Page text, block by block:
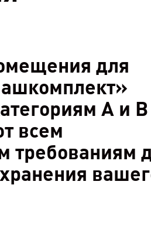
для
А и
всем
требованиям